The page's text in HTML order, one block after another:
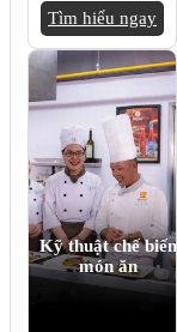
Tìm hiểu ngay
Kỹ thuật chế biến
món ăn